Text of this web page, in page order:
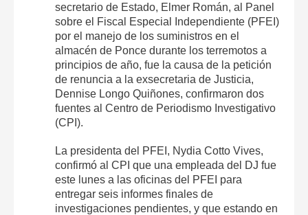
secretario de Estado, Elmer Román, al Panel
sobre el Fiscal Especial Independiente (PFEI)
por el manejo de los suministros en el
almacén de Ponce durante los terremotos a
principios de año, fue la causa de la petición
de renuncia a la exsecretaria de Justicia,
Dennise Longo Quiñones, confirmaron dos
fuentes al Centro de Periodismo Investigativo
(CPI).
La presidenta del PFEI, Nydia Cotto Vives,
confirmó al CPI que una empleada del DJ fue
este lunes a las oficinas del PFEI para
entregar seis informes finales de
investigaciones pendientes, y que estando en